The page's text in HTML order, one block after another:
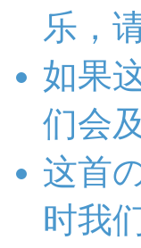
乐，
如果
们会
这首
时我